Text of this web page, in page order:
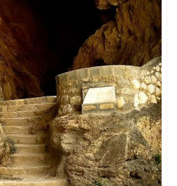
سور القرآن الكريم
الأنبياء والصحابة
العبادات والشعائر الدينية
الجن والملائكة